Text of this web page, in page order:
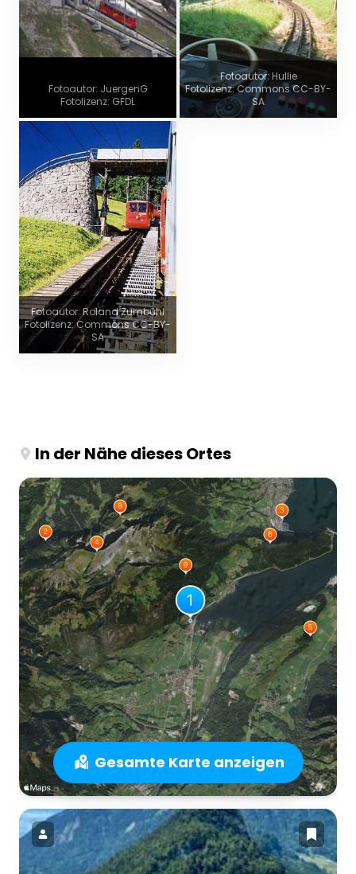
Fotoautor: JuergenG
Fotolizenz: GFDL
Fotoautor: Hullie
Fotolizenz: Commons CC-BY-
SA
Fotoautor: Roland Zumbühl
Fotolizenz: Commons CC-BY-
SA
In der Nähe dieses Ortes
Gesamte Karte anzeigen